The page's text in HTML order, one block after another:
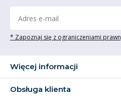
* Zapoznaj się z ograniczeniami
Więcej informacji
Obsługa klienta